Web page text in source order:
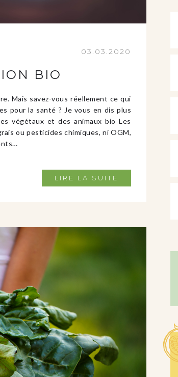
03.03.2020
BIO
Mais savez-vous réellement ce qui
pour la santé ? Je vous en dis plus
végétaux et des animaux bio Les
ou pesticides chimiques, ni OGM,
LIRE LA SUITE